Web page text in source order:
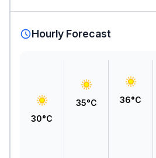
Hourly Forecast
30°C
35°C 36°C